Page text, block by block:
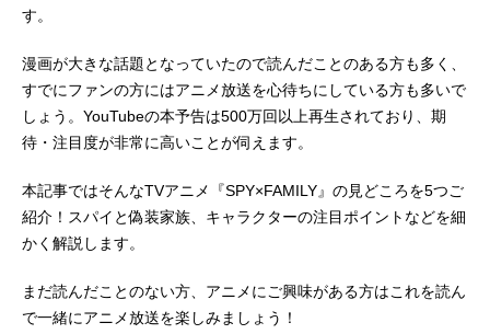
す。
漫画が大きな話題となっていたので読んだことのある方も多く、
すでにファンの方にはアニメ放送を心待ちにしている方も多いで
しょう。YouTubeの本予告は500万回以上再生されており、期
待・注目度が非常に高いことが伺えます。
本記事ではそんなTVアニメ『SPY×FAMILY』の見どころを5つご
紹介！スパイと偽装家族、キャラクターの注目ポイントなどを細
かく解説します。
まだ読んだことのない方、アニメにご興味がある方はこれを読ん
で一緒にアニメ放送を楽しみましょう！